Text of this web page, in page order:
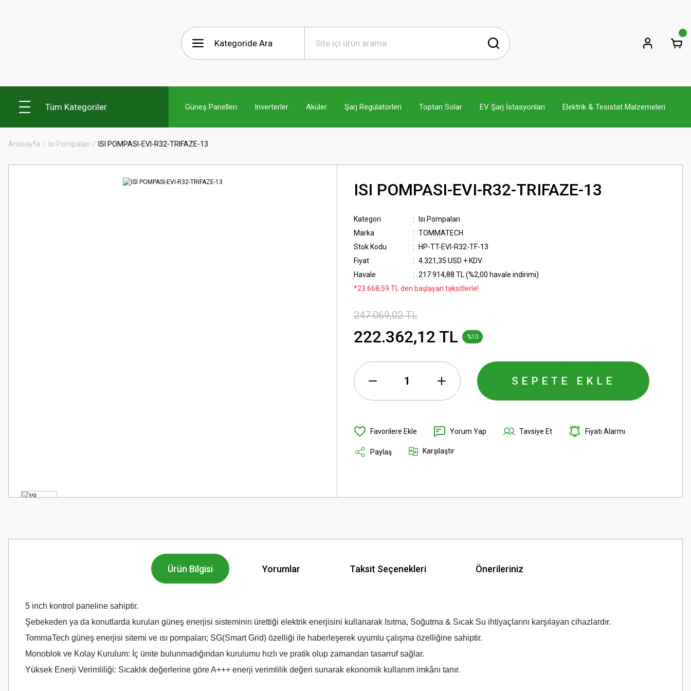
Tüm Kategoriler Güneş Panelleri Inverterler Aküler Şarj Regülatörleri Toptan Solar EV Şarj İstasyonları Elektrik & Tesistat Malzemeleri
Anasayfa Isı Pompaları ISI POMPASI-EVI-R32-TRIFAZE-13
ISI POMPASI-EVI-R32-TRIFAZE-13
Kategori
Isı Pompaları
Marka
TOMMATECH
Stok Kodu
HP-TT-EVI-R32-TF-13
Fiyat
4.321,35 USD + KDV
Havale
217.914,88 TL (%2,00 havale indirimi)
*23.668,59 TL den başlayan taksitlerle!
247.069,02 TL
222.362,12 TL %10
SEPETE EKLE
Yorum Yap Tavsiye Et Fiyatı Alarmı
Paylaş Karşılaştır
Ürün Bilgisi Yorumlar Taksit Seçenekleri Önerileriniz
5 inch kontrol paneline sahiptir.
Şebekeden ya da konutlarda kurulan güneş enerjisi sisteminin ürettiği elektrik enerjisini kullanarak Isıtma, Soğutma & Sıcak Su ihtiyaçlarını karşılayan cihazlardır.
TommaTech güneş enerjisi sitemi ve ısı pompaları; SG(Smart Grid) özelliği ile haberleşerek uyumlu çalışma özelliğine sahiptir.
Monoblok ve Kolay Kurulum: İç ünite bulunmadığından kurulumu hızlı ve pratik olup zamandan tasarruf sağlar.
Yüksek Enerji Verimliliği: Sıcaklık değerlerine göre A+++ enerji verimlilik değeri sunarak ekonomik kullanım imkânı tanır.